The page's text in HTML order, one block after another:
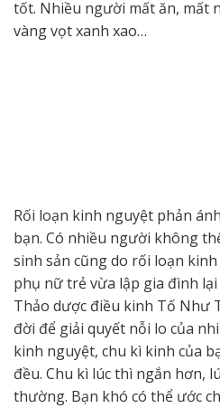
tốt. Nhiều người mất ăn, mất
vàng vọt xanh xao…
Rối loạn kinh nguyệt phản
bạn. Có nhiều người không
sinh sản cũng do rối loạn
phụ nữ trẻ vừa lập gia đình lại
Thảo dược điều kinh Tố Như
đời để giải quyết nỗi lo của
kinh nguyệt, chu kì kinh của
đều. Chu kì lúc thì ngắn hơn,
thường. Bạn khó có thể ước